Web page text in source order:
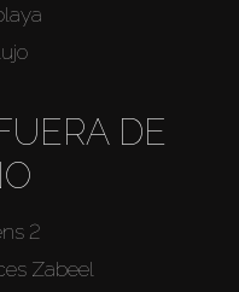
DE
2
Zabeel